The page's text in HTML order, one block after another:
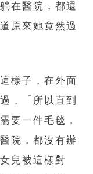
在醫院，都還
原來她竟然過
樣子，在外面
，「所以直到
要一件毛毯，
院，都沒有辦
兒被這樣對